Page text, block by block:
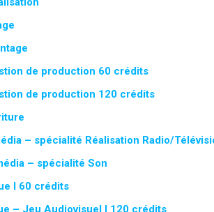
de production 60 crédits
de production 120 crédits
– spécialité Réalisation Radio/
– spécialité Son
I 60 crédits
– Jeu Audiovisuel I 120 crédits